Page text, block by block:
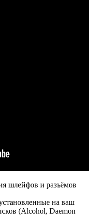
шлейфов и разъёмов
на ваш
(Alcohol, Daemon